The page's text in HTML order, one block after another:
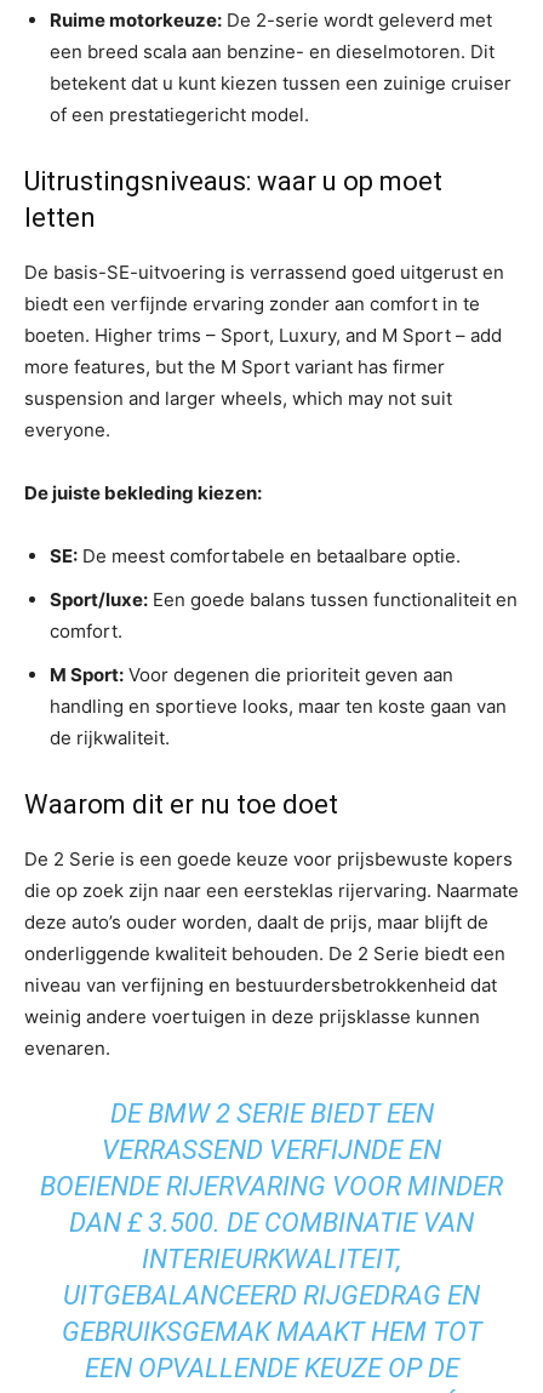
Ruime motorkeuze: De 2-serie wordt geleverd met
een breed scala aan benzine- en dieselmotoren. Dit
betekent dat u kunt kiezen tussen een zuinige cruiser
of een prestatiegericht model.
Uitrustingsniveaus: waar u op moet
letten
De basis-SE-uitvoering is verrassend goed uitgerust en
biedt een verfijnde ervaring zonder aan comfort in te
boeten. Higher trims – Sport, Luxury, and M Sport – add
more features, but the M Sport variant has firmer
suspension and larger wheels, which may not suit
everyone.
De juiste bekleding kiezen:
SE: De meest comfortabele en betaalbare optie.
Sport/luxe: Een goede balans tussen functionaliteit en
comfort.
M Sport: Voor degenen die prioriteit geven aan
handling en sportieve looks, maar ten koste gaan van
de rijkwaliteit.
Waarom dit er nu toe doet
De 2 Serie is een goede keuze voor prijsbewuste kopers
die op zoek zijn naar een eersteklas rijervaring. Naarmate
deze auto’s ouder worden, daalt de prijs, maar blijft de
onderliggende kwaliteit behouden. De 2 Serie biedt een
niveau van verfijning en bestuurdersbetrokkenheid dat
weinig andere voertuigen in deze prijsklasse kunnen
evenaren.
DE BMW 2 SERIE BIEDT EEN
VERRASSEND VERFIJNDE EN
BOEIENDE RIJERVARING VOOR MINDER
DAN £ 3.500. DE COMBINATIE VAN
INTERIEURKWALITEIT,
UITGEBALANCEERD RIJGEDRAG EN
GEBRUIKSGEMAK MAAKT HEM TOT
EEN OPVALLENDE KEUZE OP DE